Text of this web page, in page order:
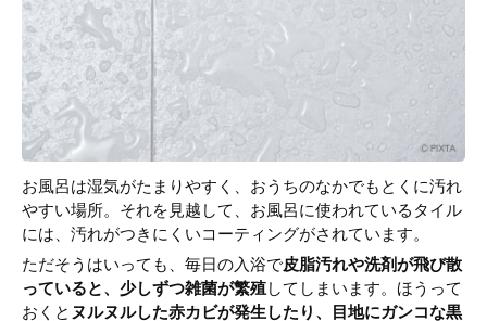
お風呂は湿気がたまりやすく、おうちのなかでもとくに汚れ
やすい場所。それを見越して、お風呂に使われているタイル
には、汚れがつきにくいコーティングがされています。
ただそうはいっても、毎日の入浴で皮脂汚れや洗剤が飛び散
っていると、少しずつ雑菌が繁殖してしまいます。ほうって
おくと ヌルヌルした赤カビが発生したり、目地にガンコな黒